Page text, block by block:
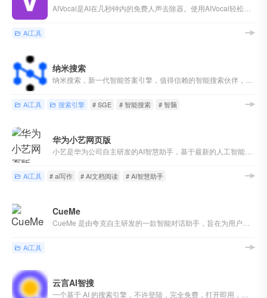
Ai工具
纳米搜索
Ai工具 搜索引擎 # SGE # 智能搜索 # 智脑
华为小艺网页版
Ai工具 # ai写作 # AI文档阅读 # AI智慧助手
CueMe
Ai工具
云言AI智搜